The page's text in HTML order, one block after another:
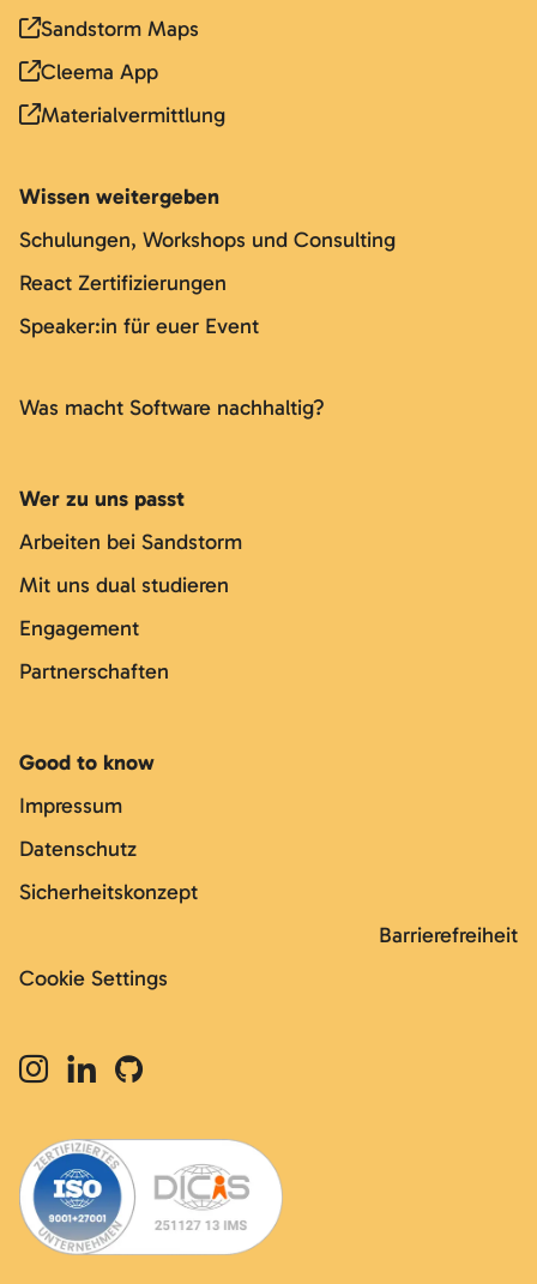
Sandstorm Maps
Cleema App
Materialvermittlung
Wissen weitergeben
Schulungen, Workshops und Consulting
React Zertifizierungen
Speaker:in für euer Event
Was macht Software nachhaltig?
Wer zu uns passt
Arbeiten bei Sandstorm
Mit uns dual studieren
Engagement
Partnerschaften
Good to know
Impressum
Datenschutz
Sicherheitskonzept
Barrierefreiheit
Cookie Settings